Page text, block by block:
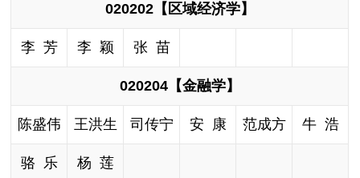
020202【区域经济学】
李 芳 李 颖 张 苗
020204【金融学】
陈盛伟 王洪生 司传宁 安 康 范成方 牛 浩
骆 乐 杨 莲